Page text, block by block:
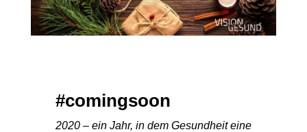
#comingsoon
2020 – ein Jahr, in dem Gesundheit eine